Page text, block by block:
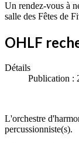
Un rendez-vous à
salle des Fêtes de
OHLF
Détails
Publication :
L'orchestre
percussionniste(s).